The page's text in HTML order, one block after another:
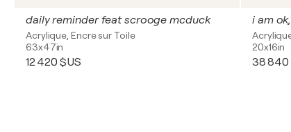
daily reminder feat scrooge mcduck
Acrylique, Encre sur Toile
63x47in
12 420 $US
i am
20x16in
38 840